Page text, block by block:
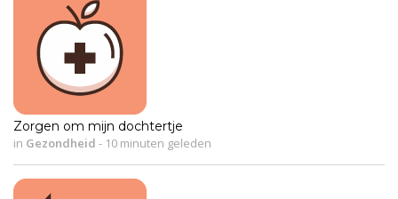
Zorgen om mijn dochtertje
in Gezondheid - 10 minuten geleden